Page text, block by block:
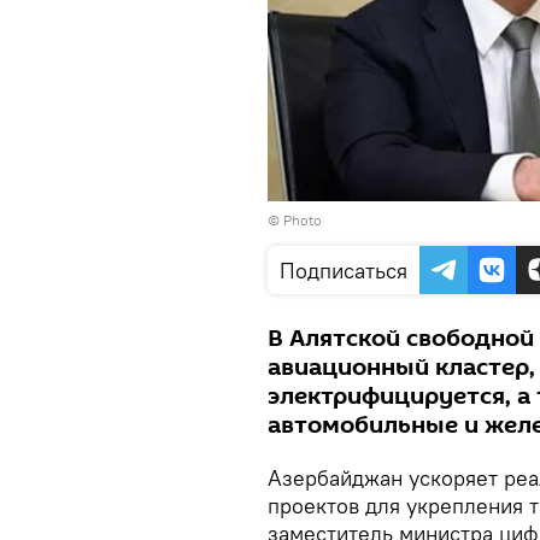
© Photo
Подписаться
В Алятской
авиационный
электрифицируется,
автомобильные и
Азербайджан ускоряет
проектов для укрепления
заместитель министра